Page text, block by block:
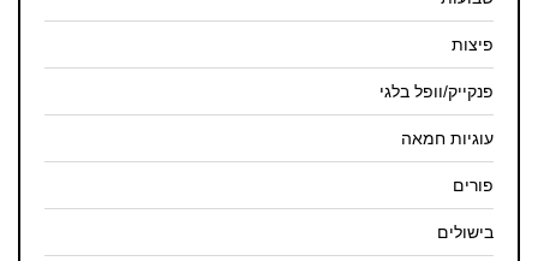
פיצות
פנקייק/וופל בלגי
עוגיות חמאה
פורים
בישולים